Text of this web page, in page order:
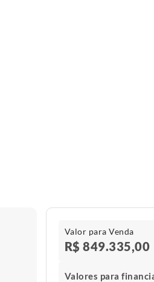
Valor para Venda
R$ 849.335,00
Valores para